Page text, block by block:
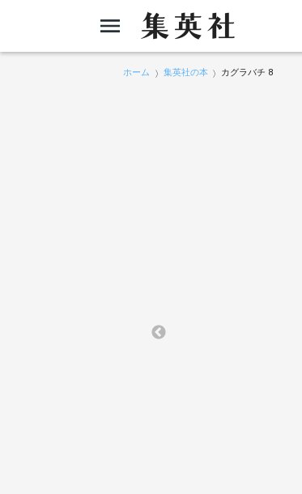
ホーム 集英社の本 カグラバチ 8